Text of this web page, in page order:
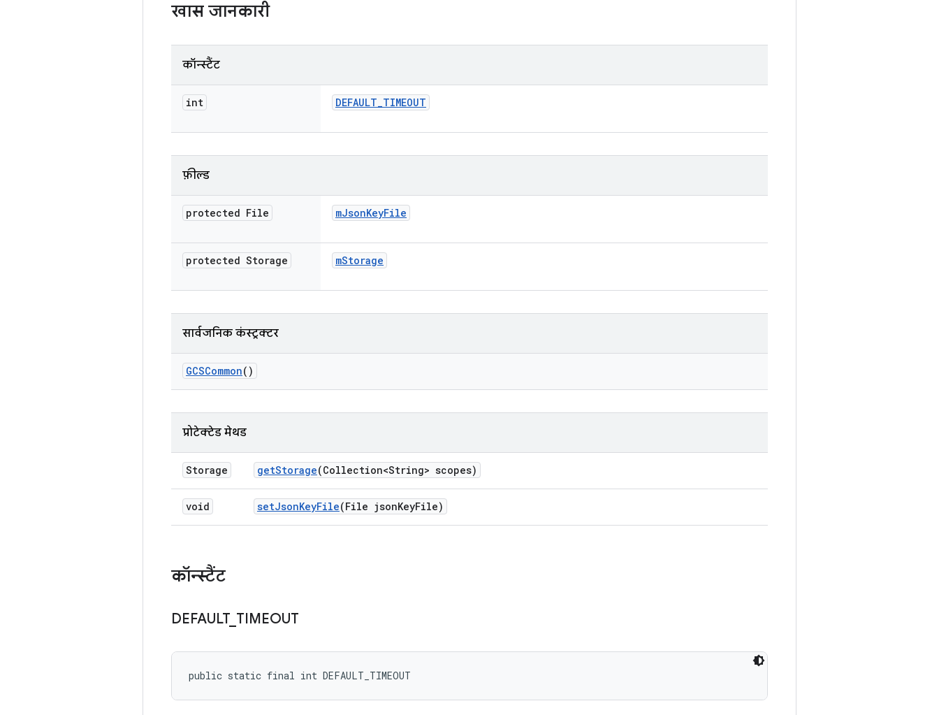
खास जानकारी
कॉन्स्टैंट
int DEFAULT_TIMEOUT
फ़ील्ड
protected File mJsonKeyFile
protected Storage mStorage
सार्वजनिक कंस्ट्रक्टर
GCSCommon()
प्रोटेक्टेड मेथड
Storage getStorage(Collection<String> scopes)
void setJsonKeyFile(File jsonKeyFile)
कॉन्स्टैंट
DEFAULT_ TIMEOUT
public static final int DEFAULT_TIMEOUT